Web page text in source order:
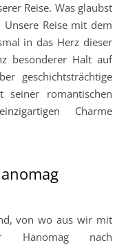
Reise. Was glaubst
Reise mit dem
in das Herz dieser
besonderer Halt auf
geschichtsträchtige
romantischen
Charme
von wo aus wir mit
Hanomag nach